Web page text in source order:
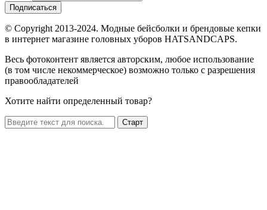
Подписаться
© Copyright 2013-2024. Модные бейсболки и брендовые кепки
в интернет магазине головных уборов HATSANDCAPS.
Весь фотоконтент является авторским, любое использование
(в том числе некоммерческое) возможно только с разрешения
правообладателей
Хотите найти определенный товар?
Старт